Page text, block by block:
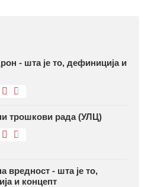
- шта је то, дефиниција и
трошкови рада (УЛЦ)
вредност - шта је то,
и концепт